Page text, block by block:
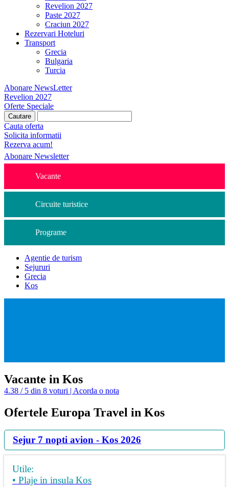
Revelion 2027
Paste 2027
Craciun 2027
Rezervari Hoteluri
Transport
Grecia
Bulgaria
Turcia
Abonare NewsLetter
Revelion 2027
Oferte Speciale
Cauta oferta
Solicita informatii
Rezerva acum!
Abonare Newsletter
Vacante
Circuite turistice
Programe
Agentie de turism
Sejururi
Grecia
Kos
Vacante in Kos
4.38 / 5 din 8 voturi | Acorda o nota
Ofertele Europa Travel in Kos
Sejur 7 nopti avion - Kos 2026
Utile:
• Plaje in insula Kos